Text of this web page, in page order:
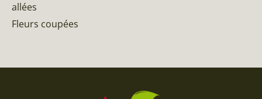
allées
Fleurs coupées